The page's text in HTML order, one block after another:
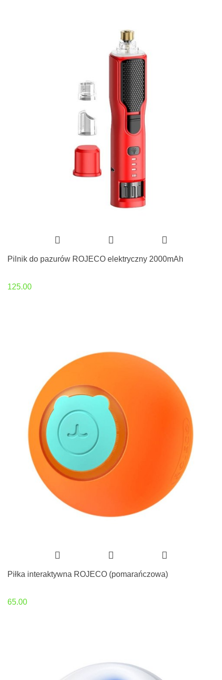
Pilnik do pazurów ROJECO elektryczny 2000mAh
125.00
Piłka interaktywna ROJECO (pomarańczowa)
65.00